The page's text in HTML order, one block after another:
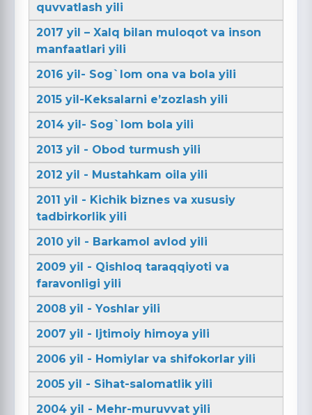
quvvatlash yili
2017 yil – Xalq bilan muloqot va inson
manfaatlari yili
2016 yil- Sog`lom ona va bola yili
2015 yil-Keksalarni e’zozlash yili
2014 yil- Sog`lom bola yili
2013 yil - Obod turmush yili
2012 yil - Mustahkam oila yili
2011 yil - Kichik biznes va xususiy
tadbirkorlik yili
2010 yil - Barkamol avlod yili
2009 yil - Qishloq taraqqiyoti va
faravonligi yili
2008 yil - Yoshlar yili
2007 yil - Ijtimoiy himoya yili
2006 yil - Homiylar va shifokorlar yili
2005 yil - Sihat-salomatlik yili
2004 yil - Mehr-muruvvat yili